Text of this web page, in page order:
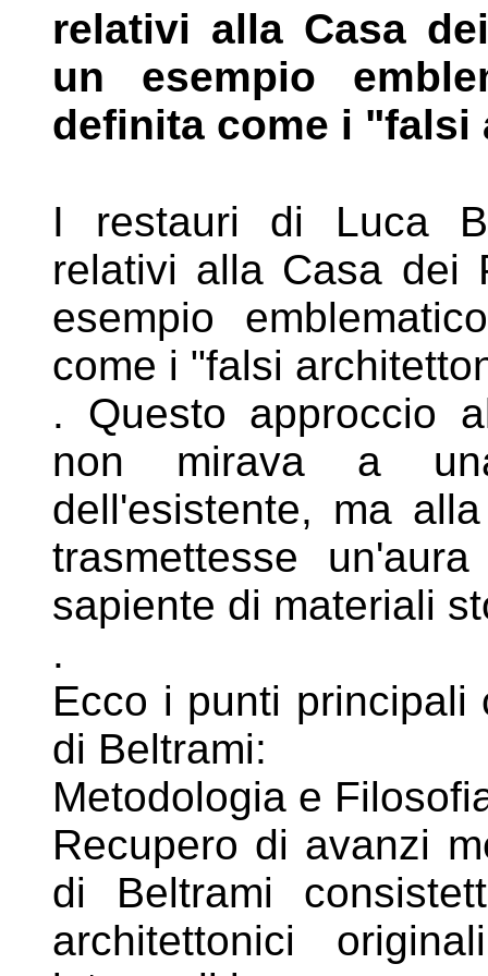
relativi alla Casa
un esempio
definita come i
I restauri di Luca
relativi alla Casa dei
esempio
come i "falsi
. Questo approccio
non mirava a
dell'esistente, ma
trasmettesse
sapiente di materiali
.
Ecco i punti principali
di Beltrami:
Metodologia e
Recupero di avanzi
di Beltrami
architettonici